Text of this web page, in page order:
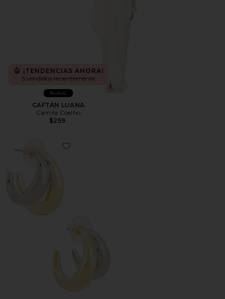
¡TENDENCIAS AHORA!
5 vendidos recientemente
Nuevo
CAFTÁN LUANA
Camila Coelho
$259
Favorite PENDIENTES DE DOBLE ARO MIXED METAL